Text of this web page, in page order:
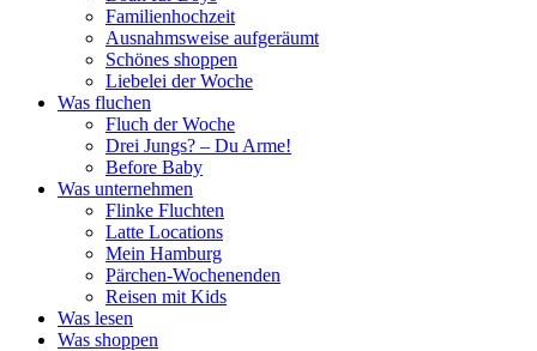
Familienhochzeit
Ausnahmsweise aufgeräumt
Schönes shoppen
Liebelei der Woche
Was fluchen
Fluch der Woche
Drei Jungs? – Du Arme!
Before Baby
Was unternehmen
Flinke Fluchten
Latte Locations
Mein Hamburg
Pärchen-Wochenenden
Reisen mit Kids
Was lesen
Was shoppen